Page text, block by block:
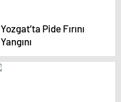
Yozgat’ta Pide Fırını
Yangını